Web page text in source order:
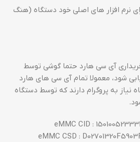
نرم افزار های اصلی خود دستگاه (هنگ
آی سی هارد حتما گوشی توسط
شود، معمولا تمام آی سی های هارد
نیاز به پروگرام دارند که توسط دستگاه
eMMC CID :
eMMC CSD :